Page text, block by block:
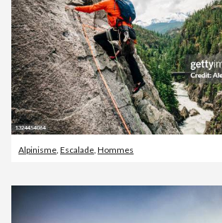
Alpinisme Escalade Hommes